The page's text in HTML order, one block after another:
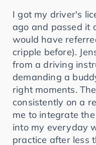
I got my driver's
ago and passed it
would have
cripple before).
from a driving
demanding a
right moments.
consistently on a
me to integrate
into my everyday
practice after less